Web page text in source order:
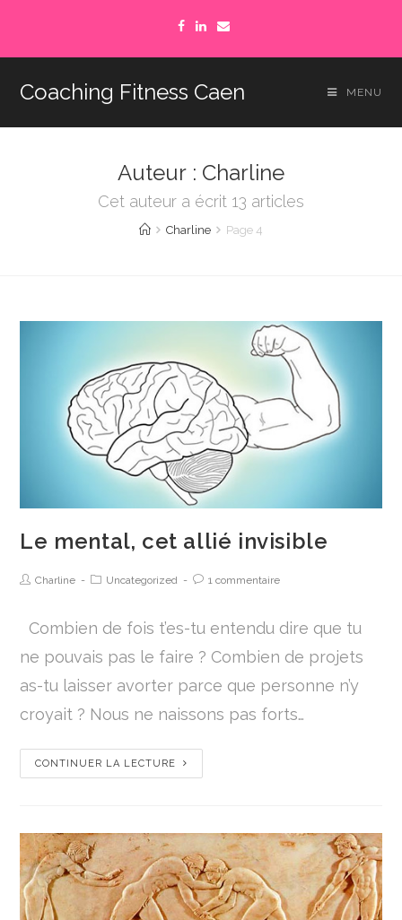
Coaching Fitness Caen MENU
Auteur : Charline
Cet auteur a écrit 13 articles
Charline Page 4
Le mental, cet allié invisible
Charline Uncategorized 1 commentaire
Combien de fois t’es-tu entendu dire que tu
ne pouvais pas le faire ? Combien de projets
as-tu laisser avorter parce que personne n’y
croyait ? Nous ne naissons pas forts…
CONTINUER LA LECTURE